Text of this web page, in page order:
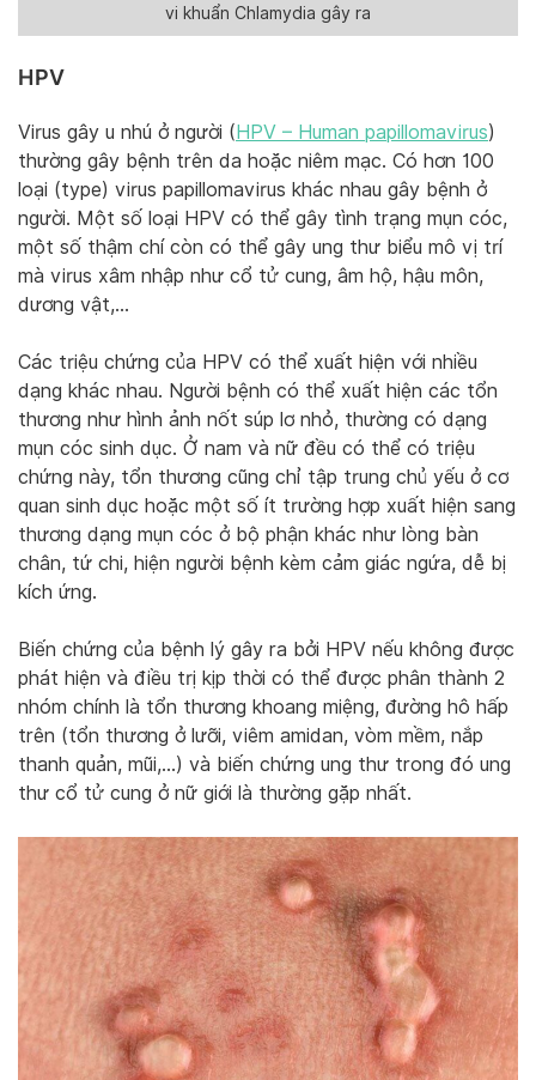
vi khuẩn Chlamydia gây ra
HPV
Virus gây u nhú ở người ( HPV – Human papillomavirus)
thường gây bệnh trên da hoặc niêm mạc. Có hơn 100
loại (type) virus papillomavirus khác nhau gây bệnh ở
người. Một số loại HPV có thể gây tình trạng mụn cóc,
một số thậm chí còn có thể gây ung thư biểu mô vị trí
mà virus xâm nhập như cổ tử cung, âm hộ, hậu môn,
dương vật,…
Các triệu chứng của HPV có thể xuất hiện với nhiều
dạng khác nhau. Người bệnh có thể xuất hiện các tổn
thương như hình ảnh nốt súp lơ nhỏ, thường có dạng
mụn cóc sinh dục. Ở nam và nữ đều có thể có triệu
chứng này, tổn thương cũng chỉ tập trung chủ yếu ở cơ
quan sinh dục hoặc một số ít trường hợp xuất hiện sang
thương dạng mụn cóc ở bộ phận khác như lòng bàn
chân, tứ chi, hiện người bệnh kèm cảm giác ngứa, dễ bị
kích ứng.
Biến chứng của bệnh lý gây ra bởi HPV nếu không được
phát hiện và điều trị kịp thời có thể được phân thành 2
nhóm chính là tổn thương khoang miệng, đường hô hấp
trên (tổn thương ở lưỡi, viêm amidan, vòm mềm, nắp
thanh quản, mũi,…) và biến chứng ung thư trong đó ung
thư cổ tử cung ở nữ giới là thường gặp nhất.